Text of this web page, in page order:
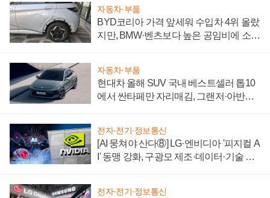
자동차·부품
BYD코리아 가격 앞세워 수입차 4위 올랐
지만, BMW·벤츠보다 높은 공임비에 소비
자동차·부품
현대차 올해 SUV 국내 베스트셀러 톱10
에서 싼타페만 자리매김, 그랜저·아반떼
전자·전기·정보통신
[AI 뭉쳐야 산다⑧] LG·엔비디아 '피지컬 A
I' 동맹 강화, 구광모 제조·데이터·기술 결
전자·전기·정보통신